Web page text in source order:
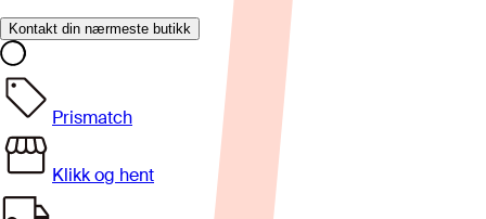
Kontakt din nærmeste butikk
Prismatch
Klikk og hent